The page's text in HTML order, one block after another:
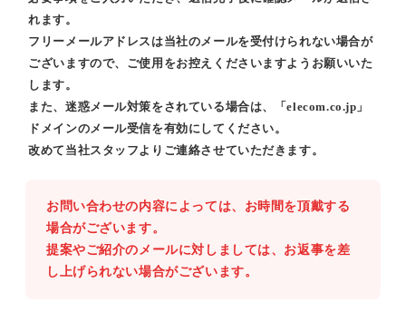
れます。
フリーメールアドレスは当社のメールを受付けられない場合が
ございますので、ご使用をお控えくださいますようお願いいた
します。
また、迷惑メール対策をされている場合は、「elecom.co.jp」
ドメインのメール受信を有効にしてください。
改めて当社スタッフよりご連絡させていただきます。
お問い合わせの内容によっては、お時間を頂戴する
場合がございます。
提案やご紹介のメールに対しましては、お返事を差
し上げられない場合がございます。